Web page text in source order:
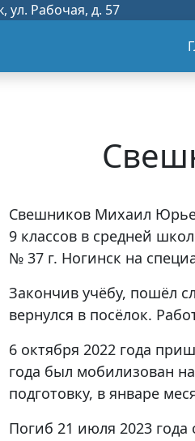
ул. Рабочая, д. 57
Свешников Михаил
9 классов в средней
№ 37 г. Ногинск на
Закончив учёбу, пошёл
вернулся в посёлок.
6 октября 2022 года
года был мобилизован
подготовку, в январе
Погиб 21 июля 2023